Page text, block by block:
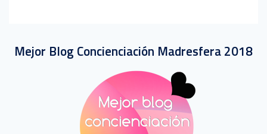
Mejor Blog Concienciación Madresfera 2018